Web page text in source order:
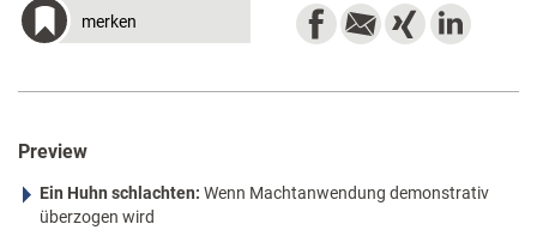
merken
Preview
Ein Huhn schlachten: Wenn Machtanwendung demonstrativ
überzogen wird